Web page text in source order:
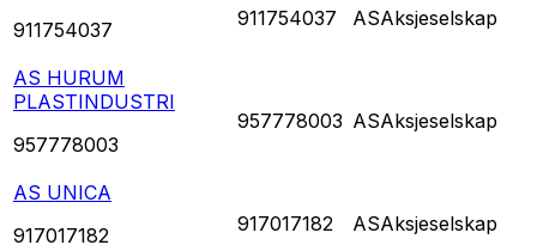
911754037
911754037 ASAksjeselskap
AS HURUM
PLASTINDUSTRI
957778003
957778003 ASAksjeselskap
AS UNICA
917017182
917017182 ASAksjeselskap